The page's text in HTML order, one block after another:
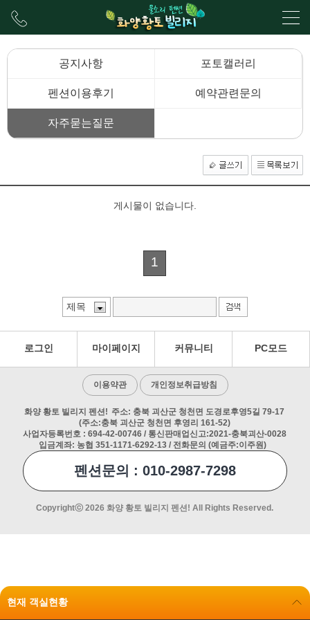
공지사항 포토캘러리
펜션이용후기 예약관련문의
자주묻는질문
게시물이 없습니다.
1
로그인 마이페이지 커뮤니티 PC모드
이용약관 개인정보취급방침
화양 황토 빌리지 펜션! 주소: 충북 괴산군 청천면 도경로후영5길 79-17
(주소:충북 괴산군 청천면 후영리 161-52)
사업자등록번호 : 694-42-00746 / 통신판매업신고:2021-충북괴산-0028
입금계좌: 농협 351-1171-6292-13 / 전화문의 (예금주:이주원)
펜션문의 : 010-2987-7298
Copyrightⓒ 2026 화양 황토 빌리지 펜션! All Rights Reserved.
현재 객실현황